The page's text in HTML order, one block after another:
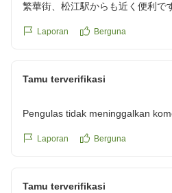
繁華街、松江駅からも近く便利で
大きめな車両も駐車可能!
https://review.travel.rakuten.co.jp/
reviewId=33123478239179
Laporan Berguna
Tamu terverifikasi
Pengulas tidak meninggalkan
Laporan Berguna
Tamu terverifikasi